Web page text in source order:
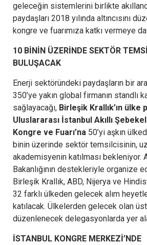
geleceğin sistemlerini birlikte
paydaşları 2018 yılında altıncısını
kongre ve fuarımıza katkı vermeye
10 BİNİN ÜZERİNDE SEKTÖR
BULUŞACAK
Enerji sektöründeki paydaşların bir
350’ye yakın global firmanın standlı
sağlayacağı, Birleşik Krallık’ın
Uluslararası İstanbul Akıllı
Kongre ve Fuarı’na 50’yi aşkın
binin üzerinde sektör temsilcisinin,
akademisyenin katılması bekleniyor.
Bakanlığının destekleriyle organize
Birleşik Krallık, ABD, Nijerya ve
32 farklı ülkeden gelecek alım
katılacak. Ülkelerden gelecek olan
düzenlenecek delegasyonlarda yer
İSTANBUL KONGRE MERKEZİ’NDE